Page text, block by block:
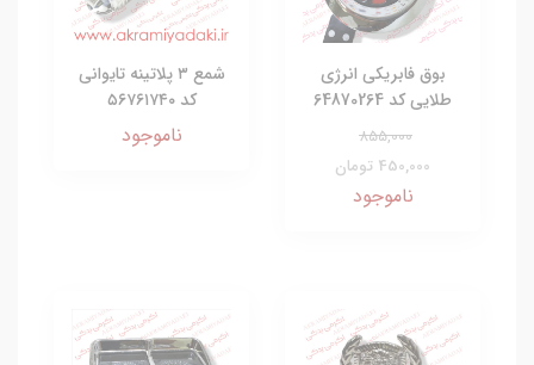
بوق فابریکی انرژی
طلایی کد 64870264
855,000
450,000 تومان
ناموجود
شمع ۳ پلاتینه تایوانی
کد ۵۶۷۶۱۷۴۰
ناموجود